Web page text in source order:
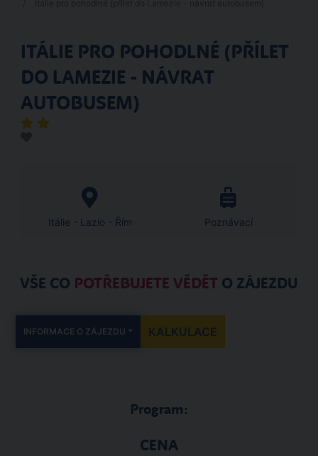
ITÁLIE PRO POHODLNÉ (PŘÍLET
DO LAMEZIE - NÁVRAT
AUTOBUSEM)
Itálie - Lazio - Řím Poznávací
VŠE CO POTŘEBUJETE VĚDĚT O ZÁJEZDU
INFORMACE O ZÁJEZDU KALKULACE
Program:
CENA